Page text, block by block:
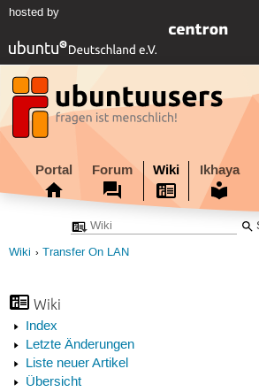
hosted by
Portal Forum Wiki Ikhaya
Wiki Transfer On LAN
Wiki
Index
Letzte Änderungen
Liste neuer Artikel
Übersicht